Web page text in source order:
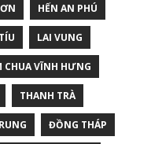
HẾN AN PHÚ
LAI VUNG
CHUA VĨNH HƯNG
THANH TRÀ
ĐỒNG THÁP